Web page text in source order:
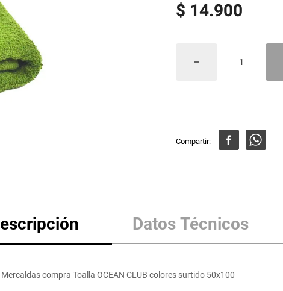
$ 14.900
Datos Técnicos
Mercaldas compra Toalla OCEAN CLUB colores surtido 50x100